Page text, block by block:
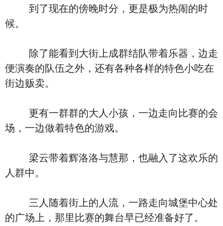
到了现在的傍晚时分，更是极为热闹的时
候。
除了能看到大街上成群结队带着乐器，边走
便演奏的队伍之外，还有各种各样的特色小吃在
街边贩卖。
更有一群群的大人小孩，一边走向比赛的会
场，一边做着特色的游戏。
梁云带着辉洛洛与慧那，也融入了这欢乐的
人群中。
三人随着街上的人流，一路走向城堡中心处
的广场上，那里比赛的舞台早已经准备好了。